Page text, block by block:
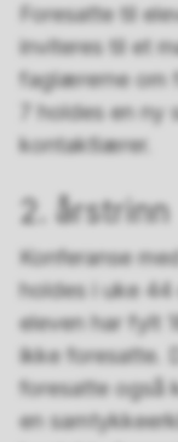
Foresatte til
inviteres til et
faglærerne om
7 holdes en
kontaktlærer.
2. årstrinn
Konferanse
holdes i uke
eleven har fylt
ikke foresatte.
foresatte også
en